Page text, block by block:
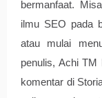
bermanfaat.
ilmu SEO pada
atau mulai
penulis, Achi TM
komentar di